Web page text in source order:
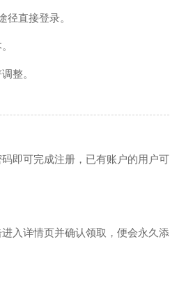
直接登录。
整。
即可完成注册，已有账户的用户可
入详情页并确认领取，便会永久添